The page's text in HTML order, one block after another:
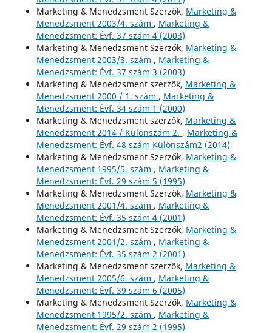
Marketing & Menedzsment Szerzők, Marketing &
Menedzsment 2003/4. szám , Marketing &
Menedzsment: Évf. 37 szám 4 (2003)
Marketing & Menedzsment Szerzők, Marketing &
Menedzsment 2003/3. szám , Marketing &
Menedzsment: Évf. 37 szám 3 (2003)
Marketing & Menedzsment szerzők, Marketing &
Menedzsment 2000 / 1. szám , Marketing &
Menedzsment: Évf. 34 szám 1 (2000)
Marketing & Menedzsment szerzők, Marketing &
Menedzsment 2014 / Különszám 2. , Marketing &
Menedzsment: Évf. 48 szám Különszám2 (2014)
Marketing & Menedzsment Szerzők, Marketing &
Menedzsment 1995/5. szám , Marketing &
Menedzsment: Évf. 29 szám 5 (1995)
Marketing & Menedzsment Szerzők, Marketing &
Menedzsment 2001/4. szám , Marketing &
Menedzsment: Évf. 35 szám 4 (2001)
Marketing & Menedzsment Szerzők, Marketing &
Menedzsment 2001/2. szám , Marketing &
Menedzsment: Évf. 35 szám 2 (2001)
Marketing & Menedzsment szerzők, Marketing &
Menedzsment 2005/6. szám , Marketing &
Menedzsment: Évf. 39 szám 6 (2005)
Marketing & Menedzsment Szerzők, Marketing &
Menedzsment 1995/2. szám , Marketing &
Menedzsment: Évf. 29 szám 2 (1995)